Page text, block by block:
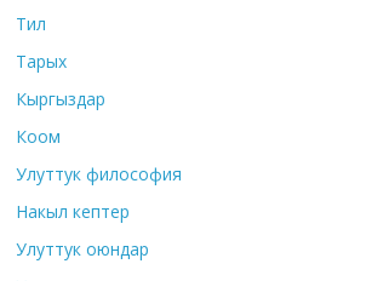
Тил
Тарых
Кыргыздар
Коом
Улуттук философия
Накыл кептер
Улуттук оюндар